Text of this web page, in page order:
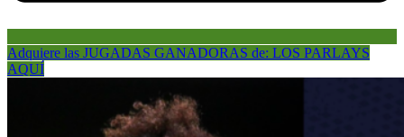
Adquiere las JUGADAS GANADORAS de: LOS PARLAYS
AQUÍ